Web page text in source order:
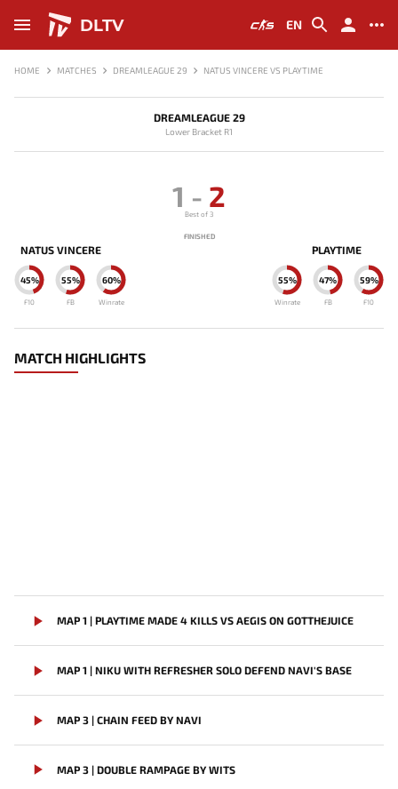
DLTV EN
HOME MATCHES DREAMLEAGUE 29 NATUS VINCERE VS PLAYTIME
DREAMLEAGUE 29
Lower Bracket R1
NATUS VINCERE
60%
Winrate
55%
FB
45%
F10
1 - 2
Best of 3
FINISHED
PLAYTIME
55%
Winrate
47%
FB
59%
F10
MATCH HIGHLIGHTS
MAP 1 | PLAYTIME MADE 4 KILLS VS AEGIS ON GOTTHEJUICE
MAP 1 | NIKU WITH REFRESHER SOLO DEFEND NAVI'S BASE
MAP 3 | CHAIN FEED BY NAVI
MAP 3 | DOUBLE RAMPAGE BY WITS